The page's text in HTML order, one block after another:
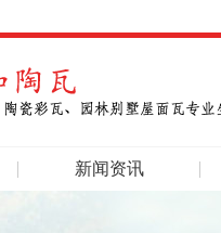
新闻资讯